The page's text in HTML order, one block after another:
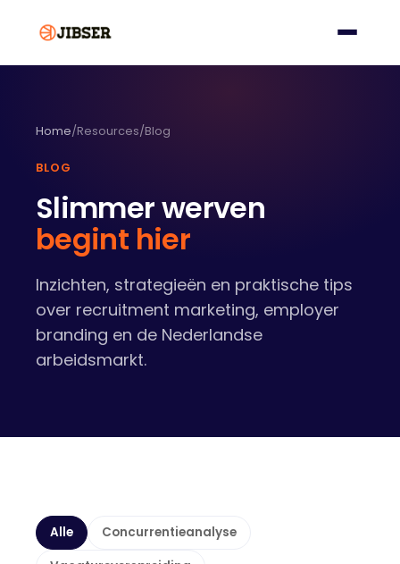
Home/Resources/Blog
BLOG
Slimmer werven
begint hier
Inzichten, strategieën en praktische tips
over recruitment marketing, employer
branding en de Nederlandse
arbeidsmarkt.
Alle
Concurrentieanalyse